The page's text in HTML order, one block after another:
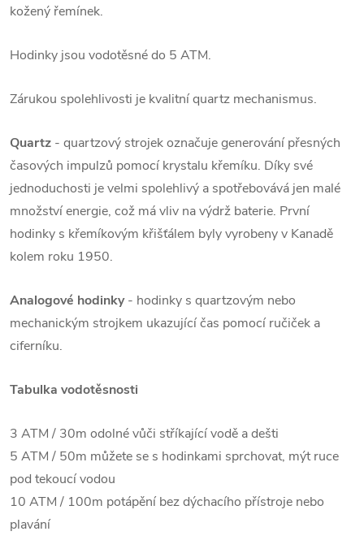
kožený řemínek.
Hodinky jsou vodotěsné do 5 ATM.
Zárukou spolehlivosti je kvalitní quartz mechanismus.
Quartz - quartzový strojek označuje generování přesných
časových impulzů pomocí krystalu křemíku. Díky své
jednoduchosti je velmi spolehlivý a spotřebovává jen malé
množství energie, což má vliv na výdrž baterie. První
hodinky s křemíkovým křišťálem byly vyrobeny v Kanadě
kolem roku 1950.
Analogové hodinky- hodinky s quartzovým nebo
mechanickým strojkem ukazující čas pomocí ručiček a
ciferníku.
Tabulka vodotěsnosti
3 ATM / 30m odolné vůči stříkající vodě a dešti
5 ATM / 50m můžete se s hodinkami sprchovat, mýt ruce
pod tekoucí vodou
10 ATM / 100m potápění bez dýchacího přístroje nebo
plavání